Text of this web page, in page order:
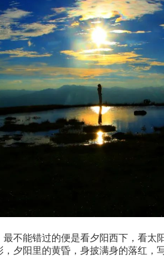
不能错过的便是看夕阳西下，看太
，夕阳里的黄昏，身披满身的落红